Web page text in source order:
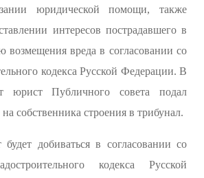
юридической помощи, также
интересов пострадавшего в
возмещения вреда в согласовании со
кодекса Русской Федерации. В
юрист Публичного совета подал
на собственника строения в трибунал.
добиваться в согласовании со
кодекса Русской